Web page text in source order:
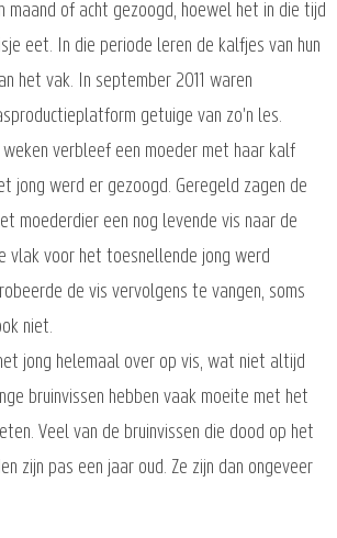
of acht gezoogd, hoewel het in die tijd
eet. In die periode leren de kalfjes van hun
het vak. In september 2011 waren
getuige van zo'n les.
verbleef een moeder met haar kalf
jong werd er gezoogd. Geregeld zagen de
moederdier een nog levende vis naar de
vlak voor het toesnellende jong werd
de vis vervolgens te vangen, soms
niet.
jong helemaal over op vis, wat niet altijd
bruinvissen hebben vaak moeite met het
Veel van de bruinvissen die dood op het
zijn pas een jaar oud. Ze zijn dan ongeveer